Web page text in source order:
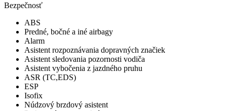
Bezpečnosť
ABS
Predné, bočné a iné airbagy
Alarm
Asistent rozpoznávania dopravných značiek
Asistent sledovania pozornosti vodiča
Asistent vybočenia z jazdného pruhu
ASR (TC,EDS)
ESP
Isofix
Núdzový brzdový asistent